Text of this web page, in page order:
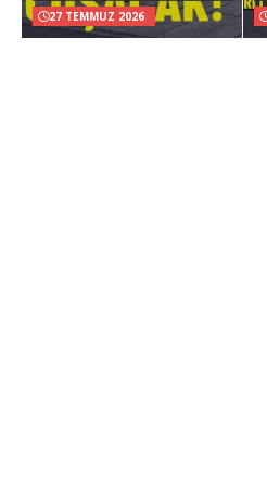
27 TEMMUZ 2026